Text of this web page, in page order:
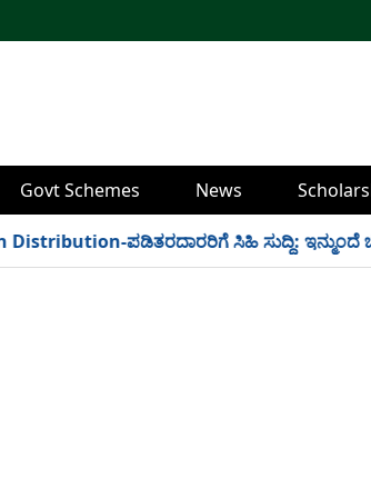
Govt Schemes News
ಪಡಿತರದಾರರಿಗೆ ಸಿಹಿ ಸುದ್ದಿ: ಇನ್ಮುಂದೆ